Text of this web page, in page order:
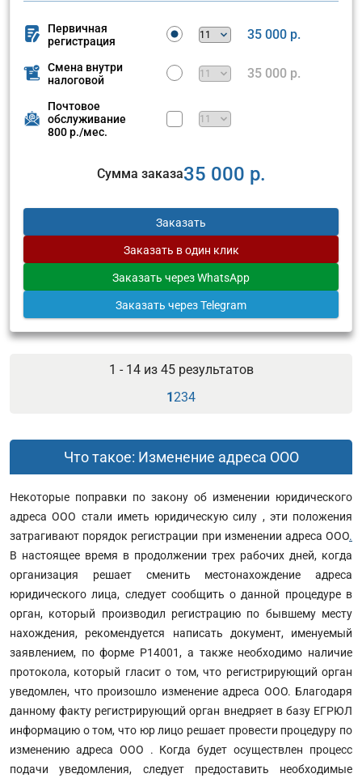
Первичная
регистрация
35 000 р.
Смена внутри
налоговой
35 000 р.
Почтовое
обслуживание
800 р./мес.
Сумма заказа35 000 р.
Заказать
Заказать в один клик
Заказать через WhatsApp
Заказать через Telegram
1 - 14 из 45результатов
1234
Что такое: Изменение адреса ООО
Некоторые поправки по закону об изменении юридического
адреса ООО стали иметь юридическую силу , эти положения
затрагивают порядок регистрации при изменении адреса ООО.
В настоящее время в продолжении трех рабочих дней, когда
организация решает сменить местонахождение адреса
юридического лица, следует сообщить о данной процедуре в
орган, который производил регистрацию по бывшему месту
нахождения, рекомендуется написать документ, именуемый
заявлением, по форме Р14001, а также необходимо наличие
протокола, который гласит о том, что регистрирующий орган
уведомлен, что произошло изменение адреса ООО. Благодаря
данному факту регистрирующий орган внедряет в базу ЕГРЮЛ
информацию о том, что юр лицо решает провести процедуру по
изменению адреса ООО . Когда будет осуществлен процесс
подачи уведомления, следует предоставить необходимые